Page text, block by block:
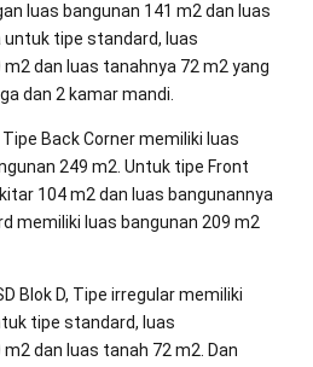
luas bangunan 141 m2 dan luas
tipe standard, luas
dan luas tanahnya 72 m2 yang
dan 2 kamar mandi.
Back Corner memiliki luas
249 m2. Untuk tipe Front
104 m2 dan luas bangunannya
memiliki luas bangunan 209 m2
Blok D, Tipe irregular memiliki
tipe standard, luas
dan luas tanah 72 m2. Dan